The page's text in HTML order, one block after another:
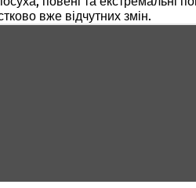
вже відчутних змін.